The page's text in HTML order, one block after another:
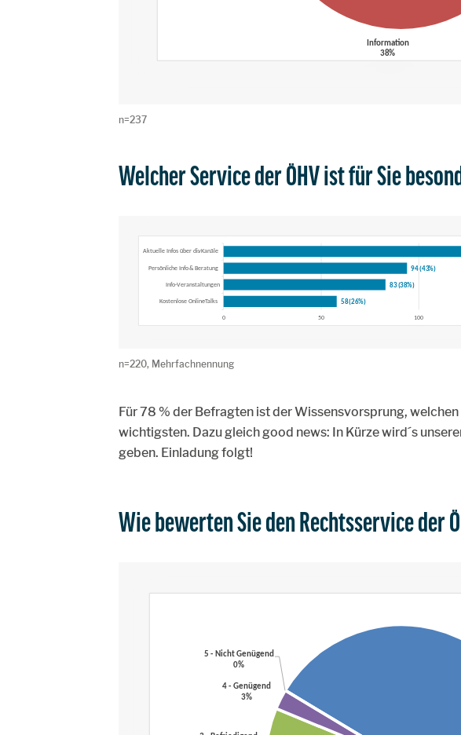
n=237
Welcher Service der ÖHV ist für Sie
n=220, Mehrfachnennung
Für 78 % der Befragten ist der Wissensvorsprung,
wichtigsten. Dazu gleich good news: In Kürze wird´s
geben. Einladung folgt!
Wie bewerten Sie den Rechtsservice der